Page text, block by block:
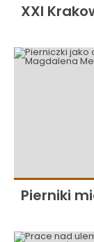
XXI
Pierniki